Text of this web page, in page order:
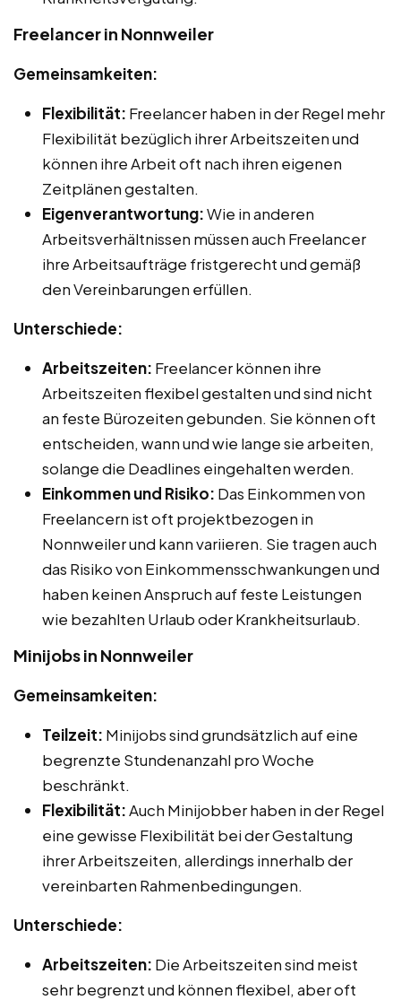
Freelancer in Nonnweiler
Gemeinsamkeiten:
Flexibilität: Freelancer haben in der Regel mehr
Flexibilität bezüglich ihrer Arbeitszeiten und
können ihre Arbeit oft nach ihren eigenen
Zeitplänen gestalten.
Eigenverantwortung:Wie in anderen
Arbeitsverhältnissen müssen auch Freelancer
ihre Arbeitsaufträge fristgerecht und gemäß
den Vereinbarungen erfüllen.
Unterschiede:
Arbeitszeiten: Freelancer können ihre
Arbeitszeiten flexibel gestalten und sind nicht
an feste Bürozeiten gebunden. Sie können oft
entscheiden, wann und wie lange sie arbeiten,
solange die Deadlines eingehalten werden.
Einkommen und Risiko: Das Einkommen von
Freelancern ist oft projektbezogen in
Nonnweiler und kann variieren. Sie tragen auch
das Risiko von Einkommensschwankungen und
haben keinen Anspruch auf feste Leistungen
wie bezahlten Urlaub oder Krankheitsurlaub.
Minijobs in Nonnweiler
Gemeinsamkeiten:
Teilzeit: Minijobs sind grundsätzlich auf eine
begrenzte Stundenanzahl pro Woche
beschränkt.
Flexibilität:Auch Minijobber haben in der Regel
eine gewisse Flexibilität bei der Gestaltung
ihrer Arbeitszeiten, allerdings innerhalb der
vereinbarten Rahmenbedingungen.
Unterschiede:
Arbeitszeiten: Die Arbeitszeiten sind meist
sehr begrenzt und können flexibel, aber oft